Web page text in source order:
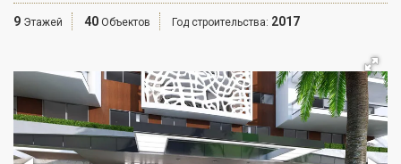
9 Этажей 40 Объектов Год строительства: 2017